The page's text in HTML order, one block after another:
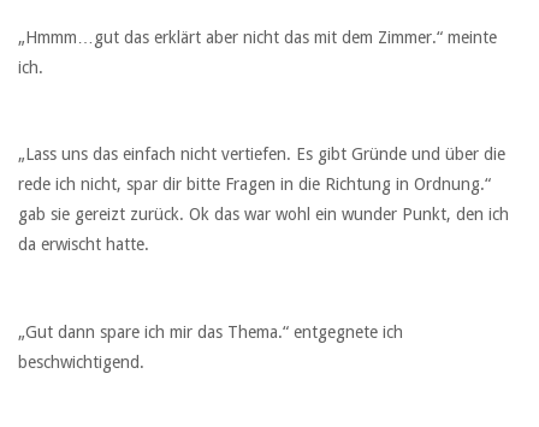
„Hmmm…gut das erklärt aber nicht das mit dem Zimmer.“ meinte
ich.
„Lass uns das einfach nicht vertiefen. Es gibt Gründe und über die
rede ich nicht, spar dir bitte Fragen in die Richtung in Ordnung.“
gab sie gereizt zurück. Ok das war wohl ein wunder Punkt, den ich
da erwischt hatte.
„Gut dann spare ich mir das Thema.“ entgegnete ich
beschwichtigend.